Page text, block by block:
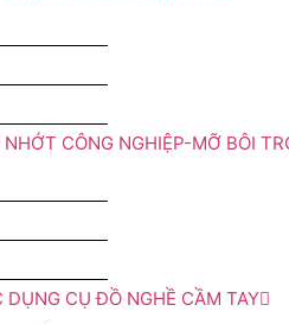
CÔNG NGHIỆP-MỠ BÔI
CỤ ĐỒ NGHỀ CẦM TAY